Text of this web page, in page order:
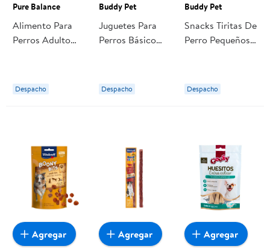
Pure Balance
Alimento Para
Perros Adulto
Pure Balance
Despacho
Buddy Pet
Juguetes Para
Perros Básico
Despacho
Buddy Pet
Snacks Tiritas De
Perro Pequeños,
Carne Bolsa 75 g
Buddy Pet
Despacho
Agregar Agregar Agregar